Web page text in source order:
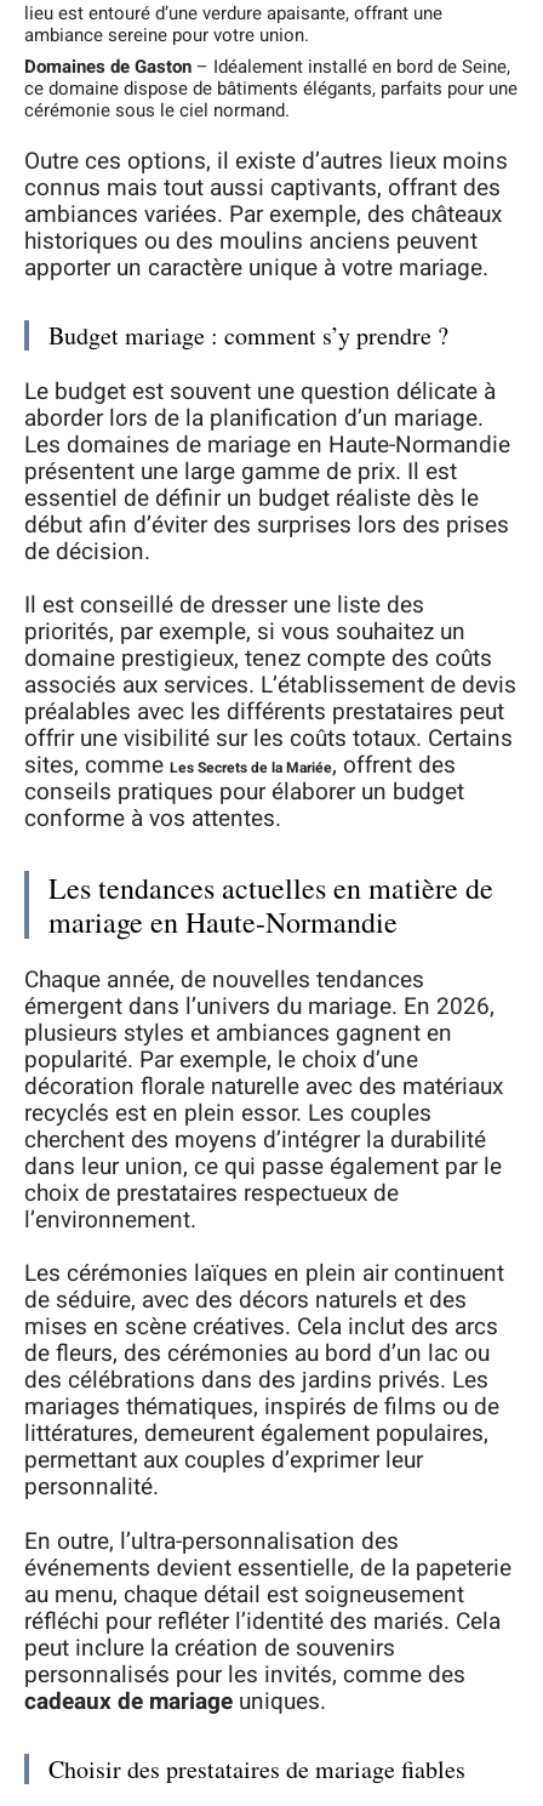
lieu est entouré d’une verdure apaisante, offrant une
ambiance sereine pour votre union.
Domaines de Gaston– Idéalement installé en bord de Seine,
ce domaine dispose de bâtiments élégants, parfaits pour une
cérémonie sous le ciel normand.
Outre ces options, il existe d’autres lieux moins
connus mais tout aussi captivants, offrant des
ambiances variées. Par exemple, des châteaux
historiques ou des moulins anciens peuvent
apporter un caractère unique à votre mariage.
Budget mariage : comment s’y prendre ?
Le budget est souvent une question délicate à
aborder lors de la planification d’un mariage.
Les domaines de mariage en Haute-Normandie
présentent une large gamme de prix. Il est
essentiel de définir un budget réaliste dès le
début afin d’éviter des surprises lors des prises
de décision.
Il est conseillé de dresser une liste des
priorités, par exemple, si vous souhaitez un
domaine prestigieux, tenez compte des coûts
associés aux services. L’établissement de devis
préalables avec les différents prestataires peut
offrir une visibilité sur les coûts totaux. Certains
sites, comme Les Secrets de la Mariée, offrent des
conseils pratiques pour élaborer un budget
conforme à vos attentes.
Les tendances actuelles en matière de
mariage en Haute-Normandie
Chaque année, de nouvelles tendances
émergent dans l’univers du mariage. En 2026,
plusieurs styles et ambiances gagnent en
popularité. Par exemple, le choix d’une
décoration florale naturelle avec des matériaux
recyclés est en plein essor. Les couples
cherchent des moyens d’intégrer la durabilité
dans leur union, ce qui passe également par le
choix de prestataires respectueux de
l’environnement.
Les cérémonies laïques en plein air continuent
de séduire, avec des décors naturels et des
mises en scène créatives. Cela inclut des arcs
de fleurs, des cérémonies au bord d’un lac ou
des célébrations dans des jardins privés. Les
mariages thématiques, inspirés de films ou de
littératures, demeurent également populaires,
permettant aux couples d’exprimer leur
personnalité.
En outre, l’ultra-personnalisation des
événements devient essentielle, de la papeterie
au menu, chaque détail est soigneusement
réfléchi pour refléter l’identité des mariés. Cela
peut inclure la création de souvenirs
personnalisés pour les invités, comme des
cadeaux de mariage uniques.
Choisir des prestataires de mariage fiables